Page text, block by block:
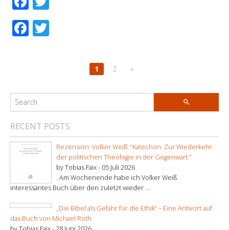
Facebook
1 2 »
RECENT POSTS
Rezension: Volker Weiß: “Katechon. Zur Wiederkehr
der politischen Theologie in der Gegenwart.”
by Tobias Faix - 05 Juli 2026
. Am Wochenende habe ich Volker Weiß
interessantes Buch über den zuletzt wieder ...
„Die Bibel als Gefahr für die Ethik“ – Eine Antwort auf
das Buch von Michael Roth